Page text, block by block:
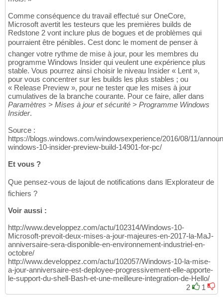
Comme conséquence du travail effectué sur OneCore,
Microsoft avertit les testeurs que les premières builds de
Redstone 2 vont inclure plus de bogues et de problèmes qui
pourraient être pénibles. Cest donc le moment de penser à
changer votre rythme de mise à jour, pour les membres du
programme Windows Insider qui veulent une expérience plus
stable. Vous pourrez ainsi choisir le niveau Insider « Lent »,
pour vous concentrer sur les builds les plus stables ; ou
« Release Preview », pour ne tester que les mises à jour
cumulatives de la branche courante. Pour ce faire, aller dans
Paramètres > Mises à jour et sécurité > Programme Windows
Insider.
Source :
https://blogs.windows.com/windowsexperience/2016/08/11/
windows-10-insider-preview-build-14901-for-pc/
Et vous ?
Que pensez-vous de lajout de notifications dans lExplorateur de
fichiers ?
Voir aussi :
http://www.developpez.com/actu/102314/Windows-10-
Microsoft-prevoit-deux-mises-a-jour-majeures-en-2017-la-MaJ-
anniversaire-sera-disponible-en-environnement-industriel-en-
octobre/
http://www.developpez.com/actu/102057/Windows-10-la-mise-
a-jour-anniversaire-est-deployee-progressivement-elle-apporte-
le-support-du-shell-Bash-et-une-meilleure-integration-de-Hello/
2
1